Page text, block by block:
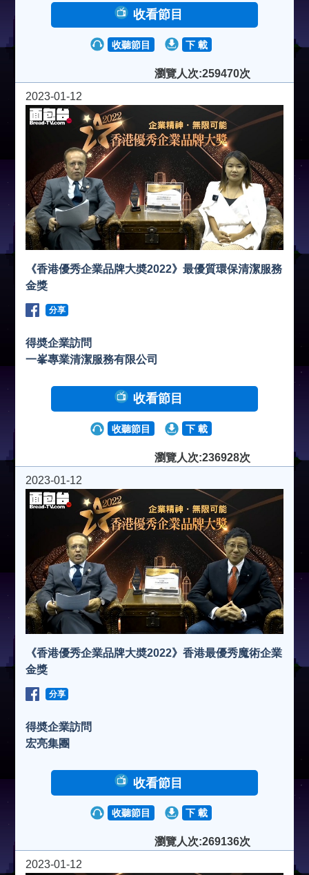
收看節目
收聽節目 下 載
瀏覽人次:259470次
2023-01-12
《香港優秀企業品牌大奬2022》最優質環保清潔服務
金獎
分享
得奬企業訪問
一峯專業清潔服務有限公司
收看節目
收聽節目 下 載
瀏覽人次:236928次
2023-01-12
《香港優秀企業品牌大奬2022》香港最優秀魔術企業
金獎
分享
得奬企業訪問
宏亮集團
收看節目
收聽節目 下 載
瀏覽人次:269136次
2023-01-12